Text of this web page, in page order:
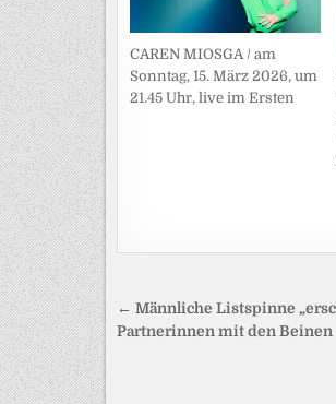
CAREN MIOSGA / am
Sonntag, 15. März 2026, um
21.45 Uhr, live im Ersten
← Männliche Listspinne
Partnerinnen mit den Beinen